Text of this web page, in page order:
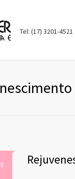
Tel: (17) 3201-4521